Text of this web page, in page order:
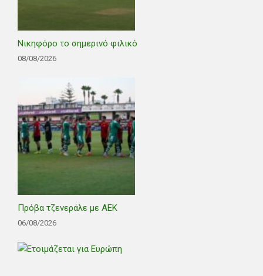
Νικηφόρο το σημερινό φιλικό
08/08/2026
Πρόβα τζενεράλε με ΑΕΚ
06/08/2026